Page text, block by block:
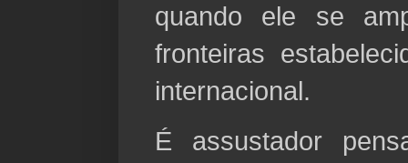
quando ele se
fronteiras
internacional.
É assustador